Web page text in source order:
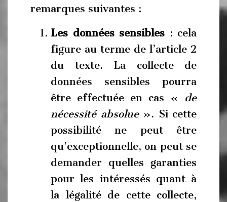
remarques suivantes :
Les données sensibles : cela
figure au terme de l’article 2
du texte. La collecte de
données sensibles pourra
être effectuée en cas « de
nécessité absolue». Si cette
possibilité ne peut être
qu’exceptionnelle, on peut se
demander quelles garanties
pour les intéressés quant à
la légalité de cette collecte,